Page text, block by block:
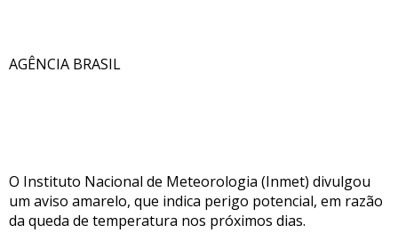
AGÊNCIA BRASIL
O Instituto Nacional de Meteorologia (Inmet) divulgou
um aviso amarelo, que indica perigo potencial, em razão
da queda de temperatura nos próximos dias.